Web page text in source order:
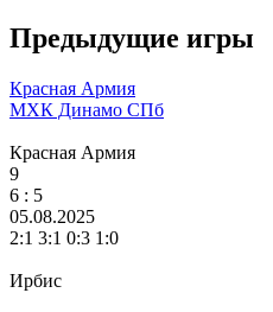
Предыдущие игры
Красная Армия
МХК Динамо СПб
Красная Армия
9
6 : 5
05.08.2025
2:1 3:1 0:3 1:0
Ирбис